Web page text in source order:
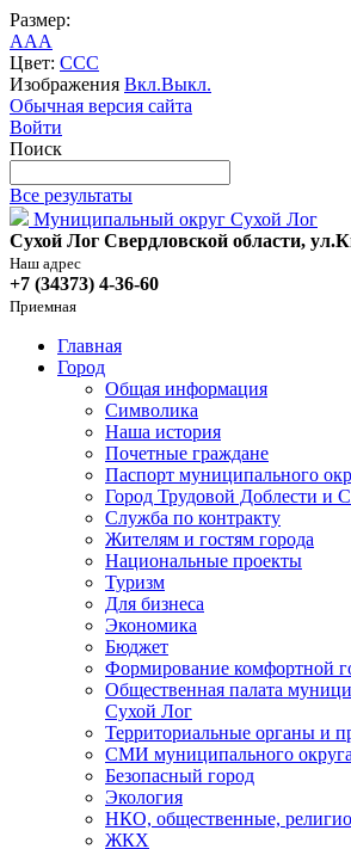
Размер:
AAA
Цвет: CCC
Изображения Вкл.Выкл.
Обычная версия сайта
Войти
Поиск
Все результаты
Муниципальный округ Сухой Лог
Сухой Лог Свердловской области,
Наш адрес
+7 (34373) 4-36-60
Приемная
Главная
Город
Общая информация
Символика
Наша история
Почетные граждане
Паспорт муниципального
Город Трудовой Доблести и
Служба по контракту
Жителям и гостям города
Национальные проекты
Туризм
Для бизнеса
Экономика
Бюджет
Формирование комфортной
Общественная палата
Сухой Лог
Территориальные органы и
СМИ муниципального округа
Безопасный город
Экология
НКО, общественные,
ЖКХ